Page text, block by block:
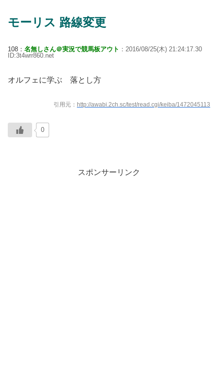
モーリス 路線変更
108： 名無しさん＠実況で競馬板アウト ：2016/08/25(木) 21:24:17.30
ID:3t4wrr860.net
オルフェに学ぶ 落とし方
引用元： http://awabi.2ch.sc/test/read.cgi/keiba/1472045113
0
スポンサーリンク